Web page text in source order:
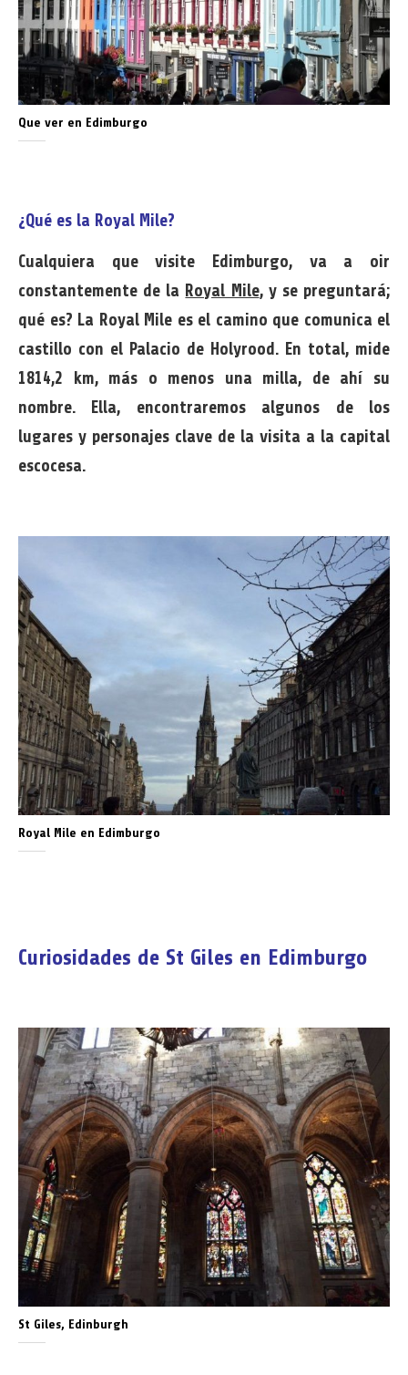
Que ver en Edimburgo
¿Qué es la Royal Mile?
Cualquiera que visite Edimburgo, va a oir
constantemente de la Royal Mile, y se preguntará;
qué es? La Royal Mile es el camino que comunica el
castillo con el Palacio de Holyrood. En total, mide
1814,2 km, más o menos una milla, de ahí su
nombre. Ella, encontraremos algunos de los
lugares y personajes clave de la visita a la capital
escocesa.
Royal Mile en Edimburgo
Curiosidades de St Giles en Edimburgo
St Giles, Edinburgh